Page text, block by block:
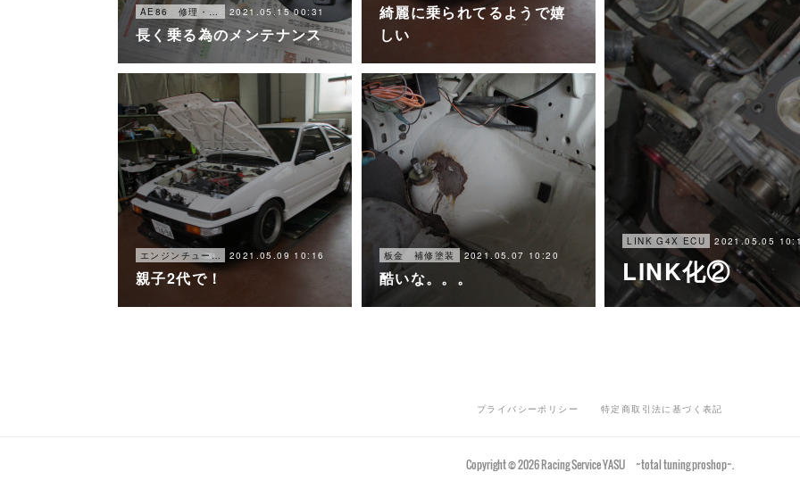
AE86 修理・メンテナンス 2021.05.15 00:31
長く乗る為のメンテナンス
綺麗に乗られてるようで嬉
しい
エンジンチューニング 2021.05.09 10:16
親子2代で！
板金 補修塗装 2021.05.07 10:20
酷いな。。。
LINK G4X ECU 2021.05.05
LINK化②
プライバシーポリシー 特定商取引法に基づく表記
Copyright ©2026Racing Service YASU ~total tuning proshop~.